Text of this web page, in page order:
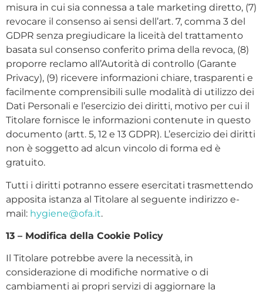
misura in cui sia connessa a tale marketing diretto, (7)
revocare il consenso ai sensi dell’art. 7, comma 3 del
GDPR senza pregiudicare la liceità del trattamento
basata sul consenso conferito prima della revoca, (8)
proporre reclamo all’Autorità di controllo (Garante
Privacy), (9) ricevere informazioni chiare, trasparenti e
facilmente comprensibili sulle modalità di utilizzo dei
Dati Personali e l’esercizio dei diritti, motivo per cui il
Titolare fornisce le informazioni contenute in questo
documento (artt. 5, 12 e 13 GDPR). L’esercizio dei diritti
non è soggetto ad alcun vincolo di forma ed è
gratuito.
Tutti i diritti potranno essere esercitati trasmettendo
apposita istanza al Titolare al seguente indirizzo e-
mail: hygiene@ofa.it.
13 – Modifica della Cookie Policy
Il Titolare potrebbe avere la necessità, in
considerazione di modifiche normative o di
cambiamenti ai propri servizi di aggiornare la